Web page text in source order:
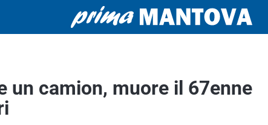
un camion, muore il 67enne